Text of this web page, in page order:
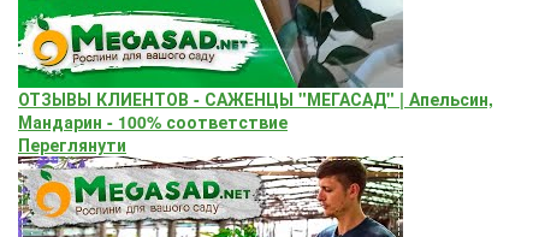
ОТЗЫВЫ КЛИЕНТОВ - САЖЕНЦЫ "МЕГАСАД" | Апельсин,
Мандарин - 100% соответствие
Переглянути